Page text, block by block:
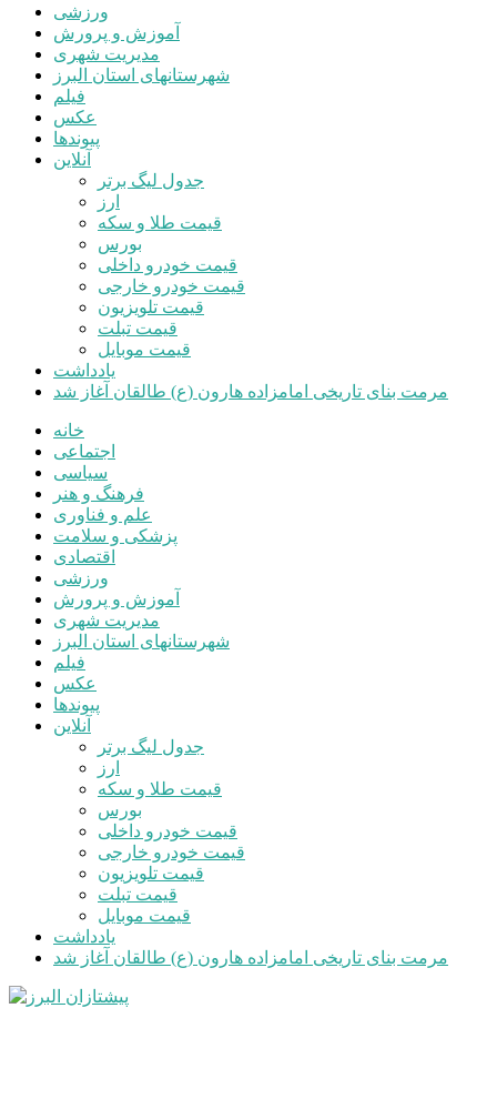
قیمت خودرو داخلی
قیمت خودرو خارجی
قیمت تلویزیون
قیمت تبلت
یادداشت
مرمت بنای تاریخی امامزاده هارون (ع) طالقان آغاز شد
سایت خبری اقتصادی، اجتماعی و فرهنگی
رفتن به نوار ابزار
درباره
وردپرس
وردپرس
مستندات
یادگیری وردپرس
پشتیبانی
بازخورد
ورود